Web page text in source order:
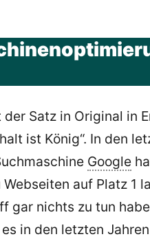
Satz in Original in
ist König“. In den
Google
auf Platz 1
gar nichts zu tun
in den letzten